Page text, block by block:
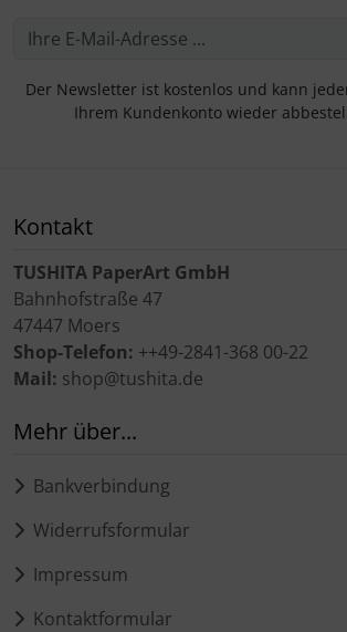
Der Newsletter ist kostenlos und kann
Ihrem Kundenkonto wieder
Kontakt
TUSHITA PaperArt GmbH
Bahnhofstraße 47
47447 Moers
Shop-Telefon: ++49-2841-368 00-22
Mail: shop@tushita.de
Mehr über...
Bankverbindung
Widerrufsformular
Impressum
Kontaktformular